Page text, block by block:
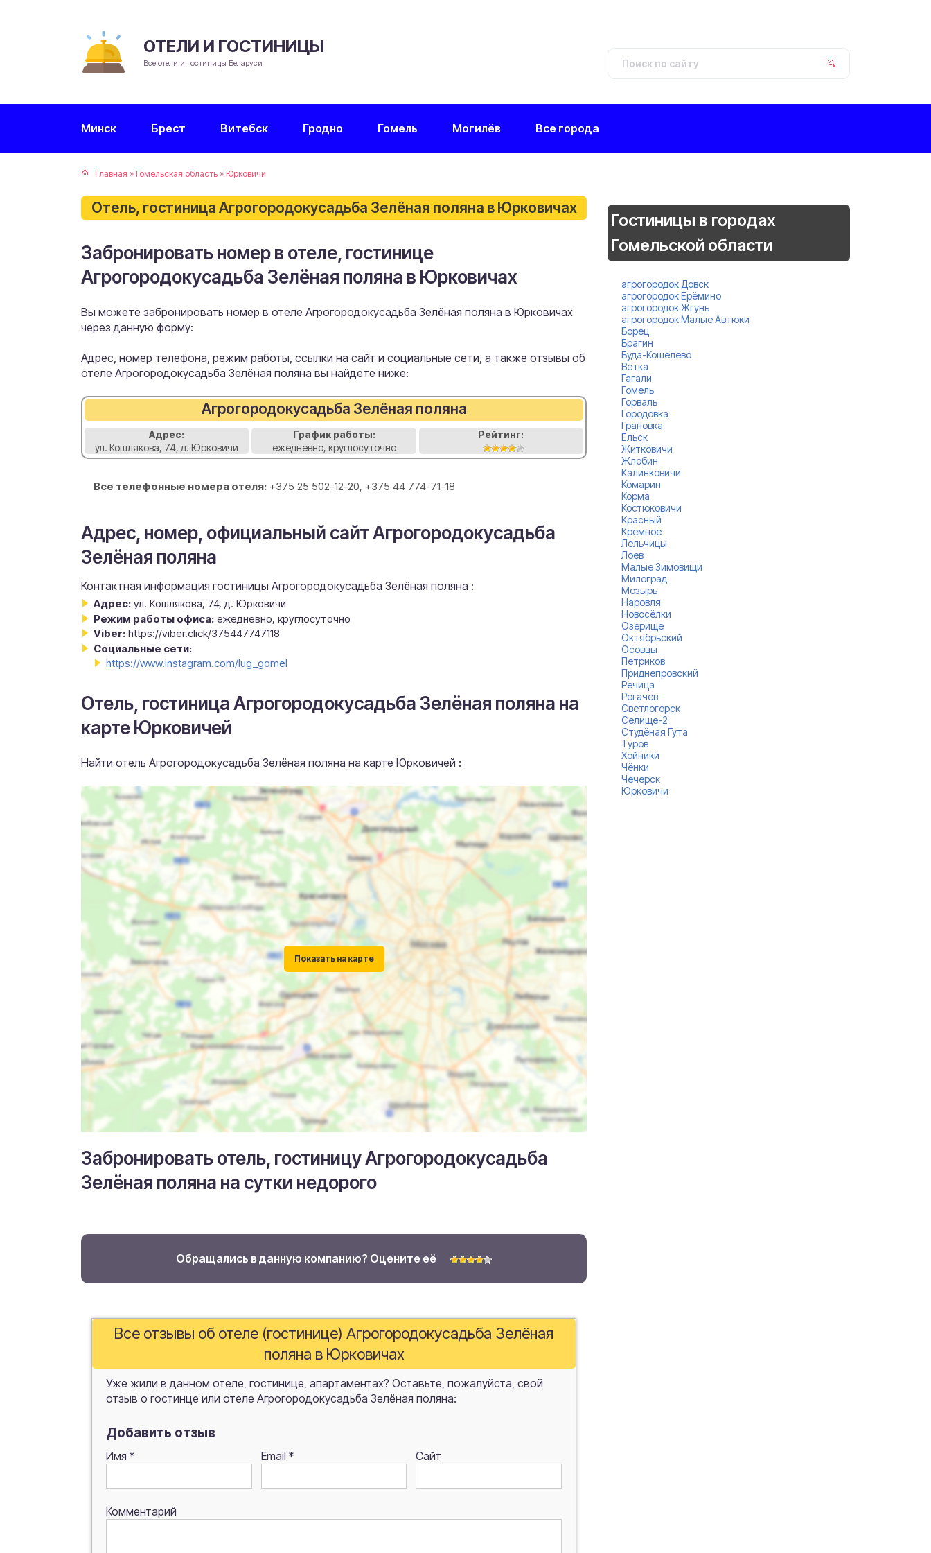
ОТЕЛИ И ГОСТИНИЦЫ
Все отели и гостиницы Беларуси
Минск Брест Витебск Гродно Гомель Могилёв Все города
Главная » Гомельская область » Юрковичи
Отель, гостиница Агрогородокусадьба Зелёная поляна в Юрковичах
Забронировать номер в отеле, гостинице
Агрогородокусадьба Зелёная поляна в Юрковичах
Вы можете забронировать номер в отеле Агрогородокусадьба Зелёная поляна в Юрковичах
через данную форму:
Адрес, номер телефона, режим работы, ссылки на сайт и социальные сети, а также отзывы об
отеле Агрогородокусадьба Зелёная поляна вы найдете ниже:
Агрогородокусадьба Зелёная поляна
Адрес:
ул. Кошлякова, 74, д. Юрковичи
График работы:
ежедневно, круглосуточно
Рейтинг:
Все телефонные номера отеля: +375 25 502-12-20, +375 44 774-71-18
Адрес, номер, официальный сайт Агрогородокусадьба
Зелёная поляна
Контактная информация гостиницы Агрогородокусадьба Зелёная поляна :
Адрес: ул. Кошлякова, 74, д. Юрковичи
Режим работы офиса: ежедневно, круглосуточно
Viber: https://viber.click/375447747118
Социальные сети:
https://www.instagram.com/lug_gomel
Отель, гостиница Агрогородокусадьба Зелёная поляна на
карте Юрковичей
Найти отель Агрогородокусадьба Зелёная поляна на карте Юрковичей :
Забронировать отель, гостиницу Агрогородокусадьба
Зелёная поляна на сутки недорого
Обращались в данную компанию? Оцените её
Все отзывы об отеле (гостинице) Агрогородокусадьба Зелёная
поляна в Юрковичах
Уже жили в данном отеле, гостинице, апартаментах? Оставьте, пожалуйста, свой
отзыв о гостинце или отеле Агрогородокусадьба Зелёная поляна:
Добавить отзыв
Имя * Email * Сайт
Комментарий
Гостиницы в городах
Гомельской области
агрогородок Довск
агрогородок Ерёмино
агрогородок Жгунь
агрогородок Малые Автюки
Борец
Брагин
Буда-Кошелево
Ветка
Гагали
Гомель
Горваль
Городовка
Грановка
Ельск
Житковичи
Жлобин
Калинковичи
Комарин
Корма
Костюковичи
Красный
Кремное
Лельчицы
Лоев
Малые Зимовищи
Милоград
Мозырь
Наровля
Новосёлки
Озерище
Октябрьский
Осовцы
Петриков
Приднепровский
Речица
Рогачёв
Светлогорск
Селище-2
Студёная Гута
Туров
Хойники
Чёнки
Чечерск
Юрковичи